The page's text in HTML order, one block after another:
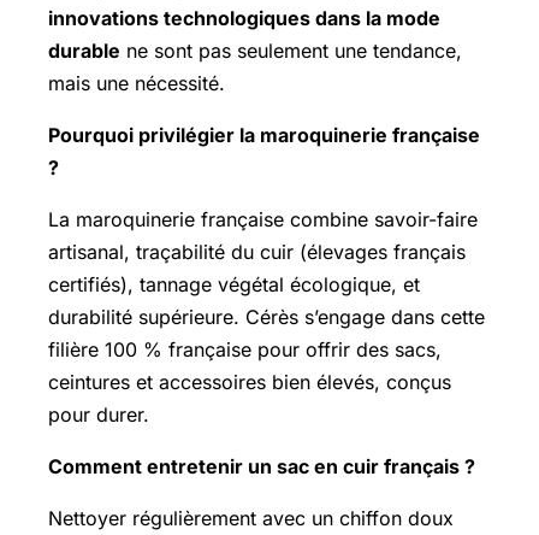
innovations technologiques dans la mode
durable ne sont pas seulement une tendance,
mais une nécessité.
Pourquoi privilégier la maroquinerie française
?
La maroquinerie française combine savoir-faire
artisanal, traçabilité du cuir (élevages français
certifiés), tannage végétal écologique, et
durabilité supérieure. Cérès s’engage dans cette
filière 100 % française pour offrir des sacs,
ceintures et accessoires bien élevés, conçus
pour durer.
Comment entretenir un sac en cuir français ?
Nettoyer régulièrement avec un chiffon doux